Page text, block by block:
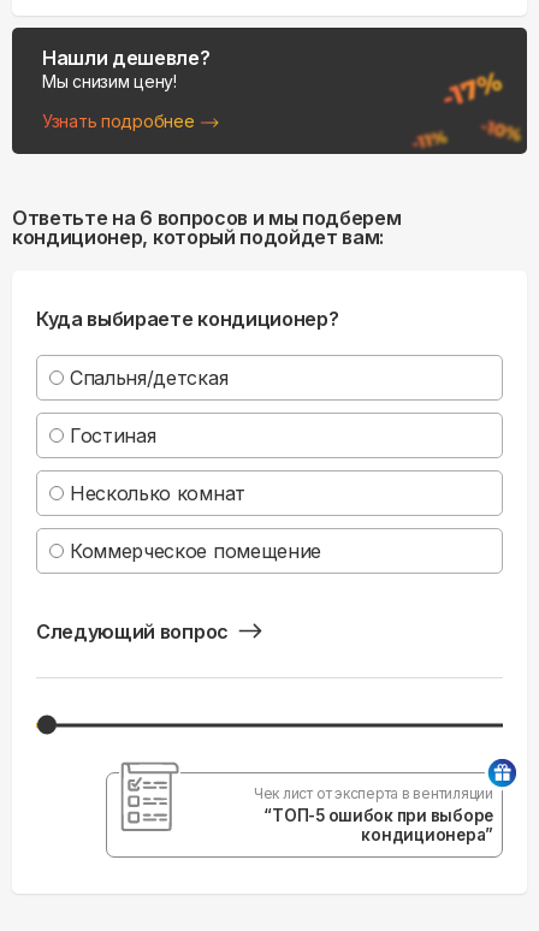
Нашли дешевле?
Мы снизим цену!
Узнать подробнее
Ответьте на 6 вопросов и мы подберем
кондиционер, который подойдет вам:
Куда выбираете кондиционер?
Спальня/детская
Гостиная
Несколько комнат
Коммерческое помещение
Следующий вопрос
Чек лист от эксперта в вентиляции
“ТОП-5 ошибок при выборе
кондиционера”